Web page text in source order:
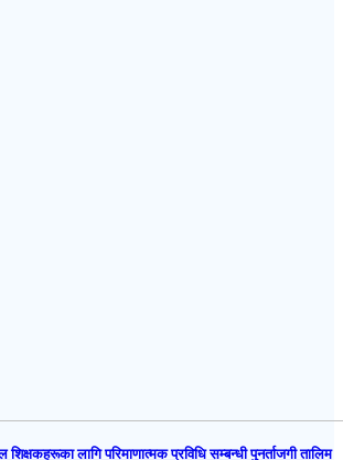
शिक्षकहरूका लागि परिमाणात्मक प्रविधि सम्बन्धी पुनर्ताजगी तालिम